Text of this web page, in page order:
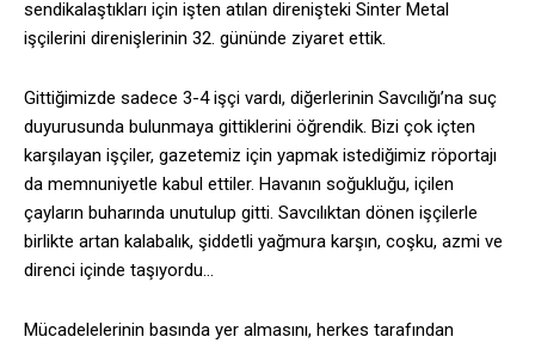
sendikalaştıkları için işten atılan direnişteki Sinter Metal
işçilerini direnişlerinin 32. gününde ziyaret ettik.
Gittiğimizde sadece 3-4 işçi vardı, diğerlerinin Savcılığı’na suç
duyurusunda bulunmaya gittiklerini öğrendik. Bizi çok içten
karşılayan işçiler, gazetemiz için yapmak istediğimiz röportajı
da memnuniyetle kabul ettiler. Havanın soğukluğu, içilen
çayların buharında unutulup gitti. Savcılıktan dönen işçilerle
birlikte artan kalabalık, şiddetli yağmura karşın, coşku, azmi ve
direnci içinde taşıyordu…
Mücadelelerinin basında yer almasını, herkes tarafından